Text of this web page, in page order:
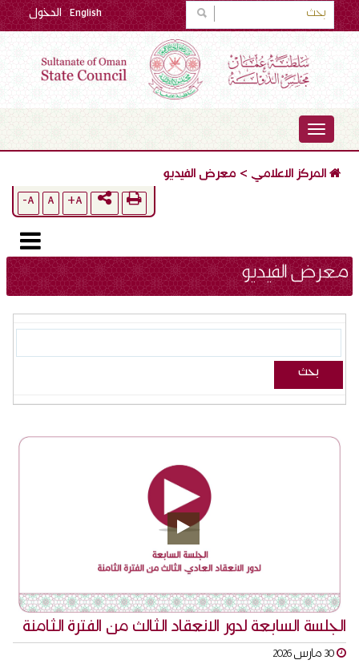
الدخول English
TOGGLE
NAVIGATION
المركز الاعلامي > معرض الفيديو
A+
A
A-
معرض الفيديو
الجلسة السابعة لدور الانعقاد الثالث من الفترة الثامنة
30 مارس 2026